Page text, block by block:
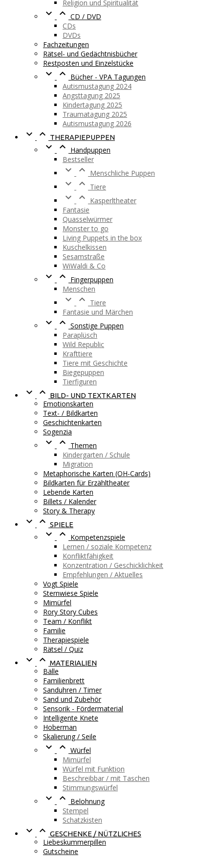
Religion und Spiritualität
  CD / DVD
CDs
DVDs
Fachzeitungen
Rätsel- und Gedächtnisbücher
Restposten und Einzelstücke
  Bücher - VPA Tagungen
Autismustagung 2024
Angsttagung 2025
Kindertagung 2025
Traumatagung 2025
Autismustagung 2026
  THERAPIEPUPPEN
  Handpuppen
Bestseller
  Menschliche Puppen
  Tiere
  Kasperltheater
Fantasie
Quasselwürmer
Monster to go
Living Puppets in the box
Kuschelkissen
Sesamstraße
WiWaldi & Co
  Fingerpuppen
Menschen
  Tiere
Fantasie und Märchen
  Sonstige Puppen
Paraplüsch
Wild Republic
Krafttiere
Tiere mit Geschichte
Biegepuppen
Tierfiguren
  BILD- UND TEXTKARTEN
Emotionskarten
Text- / Bildkarten
Geschichtenkarten
Sogenzia
  Themen
Kindergarten / Schule
Migration
Metaphorische Karten (OH-Cards)
Bildkarten für Erzähltheater
Lebende Karten
Billets / Kalender
Story & Therapy
  SPIELE
  Kompetenzspiele
Lernen / soziale Kompetenz
Konfliktfähigkeit
Konzentration / Geschicklichkeit
Empfehlungen / Aktuelles
Vogt Spiele
Sternwiese Spiele
Mimürfel
Rory Story Cubes
Team / Konflikt
Familie
Therapiespiele
Rätsel / Quiz
  MATERIALIEN
Bälle
Familienbrett
Sanduhren / Timer
Sand und Zubehör
Sensorik - Fördermaterial
Intelligente Knete
Hoberman
Skalierung / Seile
  Würfel
Mimürfel
Würfel mit Funktion
Beschreibbar / mit Taschen
Stimmungswürfel
  Belohnung
Stempel
Schatzkisten
  GESCHENKE / NÜTZLICHES
Liebeskummerpillen
Gutscheine